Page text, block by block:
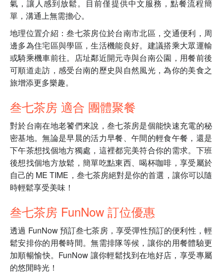
氣，讓人感到放鬆。目前僅提供中文服務，點餐流程簡
單，溝通上無需擔心。
地理位置介紹：叁七茶房位於台南市北區，交通便利，周
邊多為住宅區與學區，生活機能良好。建議搭乘大眾運輸
或騎乘機車前往。店址鄰近開元寺與台南公園，用餐前後
可順道走訪，感受台南的歷史與自然風光，為你的美食之
旅增添更多樂趣。
叁七茶房 適合 團體聚餐
對於台南在地老饕們來說，叁七茶房是個能快速充電的秘
密基地。無論是早晨的活力早餐、午間的輕食午餐，還是
下午茶想找個地方獨處，這裡都完美符合你的需求。下班
後想找個地方放鬆，簡單吃點東西、喝杯咖啡，享受屬於
自己的 ME TIME，叁七茶房絕對是你的首選，讓你可以隨
時輕鬆享受美味！
叁七茶房 FunNow 訂位優惠
透過 FunNow 預訂叁七茶房，享受彈性預訂的便利性，輕
鬆安排你的用餐時間。無需排隊等候，讓你的用餐體驗更
加順暢愉快。FunNow 讓你輕鬆找到在地好店，享受專屬
的悠閒時光！